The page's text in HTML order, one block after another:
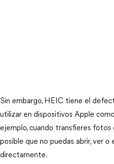
Sin embargo, HEIC tiene el
utilizar en dispositivos Apple
ejemplo, cuando transfieres fotos
posible que no puedas abrir, ver
directamente.